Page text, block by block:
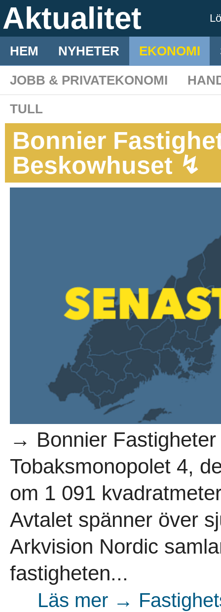
Aktualitet
HEM NYHETER EKONOMI
JOBB & PRIVATEKONOMI
TULL
Bonnier
Beskowhuset ↯
→ Bonnier
Tobaksmonopolet 4,
om 1 091
Avtalet spänner över
Arkvision Nordic
fastigheten...
Läs mer →